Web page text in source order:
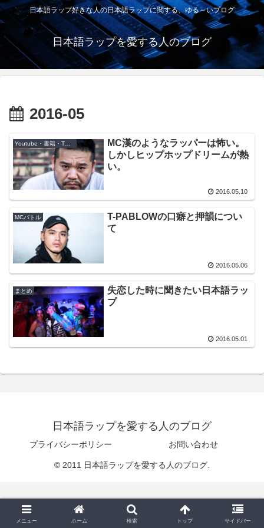
日本語ラップ好きな人の日本語ラップに関する、ゆる～いブログ
日本語ラップを愛する人のブログ
2016-05
MC漢のようなラッパーは怖い。
しかしヒップホップドリームが熱
い。
2016.05.10
MCバトル
T-PABLOWの口癖と押韻につい
て
2016.05.06
まとめ
失恋した時に聞きたい日本語ラッ
プ
2016.05.01
日本語ラップを愛する人のブログ
プライバシーポリシー お問い合わせ
© 2011 日本語ラップを愛する人のブログ.
メニュー ホーム 検索 トップ サイドバー